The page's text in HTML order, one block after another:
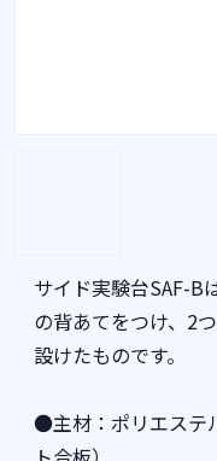
サイド実験台SAF-B
の背あてをつけ、2
設けたものです。
●主材：ポリエステ